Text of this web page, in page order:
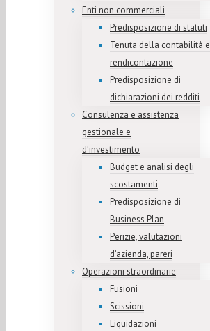
Enti non commerciali
Predisposizione di statuti
Tenuta della contabilità e
rendicontazione
Predisposizione di
dichiarazioni dei redditi
Consulenza e assistenza
gestionale e
d’investimento
Budget e analisi degli
scostamenti
Predisposizione di
Business Plan
Perizie, valutazioni
d’azienda, pareri
Operazioni straordinarie
Fusioni
Scissioni
Liquidazioni